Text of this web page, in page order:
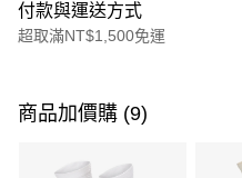
付款與運送方式
超取滿NT$1,500免運
信用卡一次付款
商品加價購 (9)